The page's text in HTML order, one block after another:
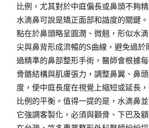
比例，尤其對於中庭偏長或鼻頭不夠
水滴鼻可說是矯正面部和諧度的關鍵
點在於鼻頭略呈圓潤、微翹，形似水
尖與鼻背形成流暢的S曲線，避免過於
過精準的鼻部整形手術，醫師會根據
骨骼結構與肌膚張力，調整鼻翼、鼻
度，使中庭長度在視覺上縮短或延長
比例的平衡。值得一提的是，水滴鼻
它強調客製化，必須與顴骨、下巴及